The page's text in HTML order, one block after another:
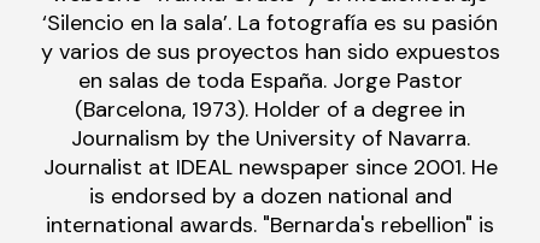
‘Silencio en la sala’. La fotografía es su pasión
y varios de sus proyectos han sido expuestos
en salas de toda España. Jorge Pastor
(Barcelona, 1973). Holder of a degree in
Journalism by the University of Navarra.
Journalist at IDEAL newspaper since 2001. He
is endorsed by a dozen national and
international awards. "Bernarda's rebellion" is